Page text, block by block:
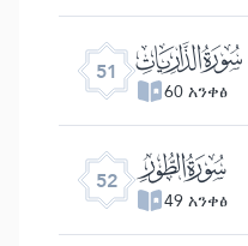
51 ﯠ
60 አንቀፅ
52 ﯡ
49 አንቀፅ